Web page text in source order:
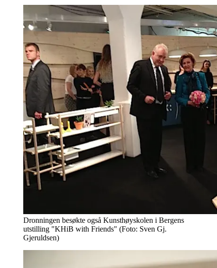
Dronningen besøkte også Kunsthøyskolen i Bergens
utstilling "KHiB with Friends" (Foto: Sven Gj.
Gjeruldsen)